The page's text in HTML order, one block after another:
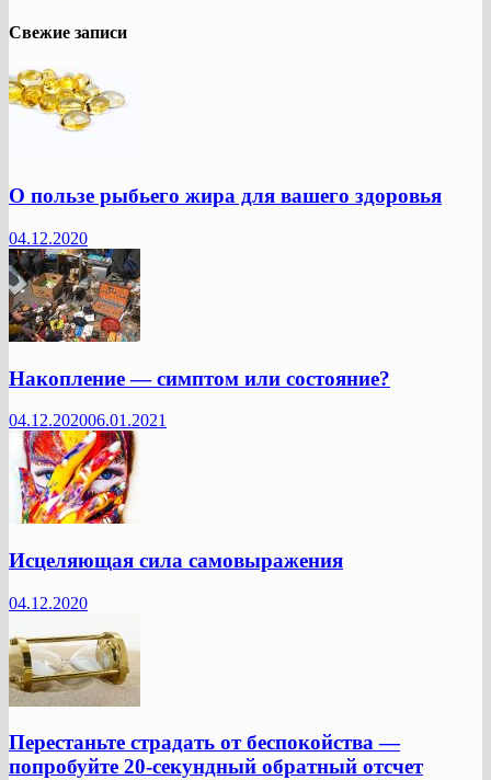
Свежие записи
О пользе рыбьего жира для вашего здоровья
04.12.2020
Накопление — симптом или состояние?
04.12.202006.01.2021
Исцеляющая сила самовыражения
04.12.2020
Перестаньте страдать от беспокойства —
попробуйте 20-секундный обратный отсчет